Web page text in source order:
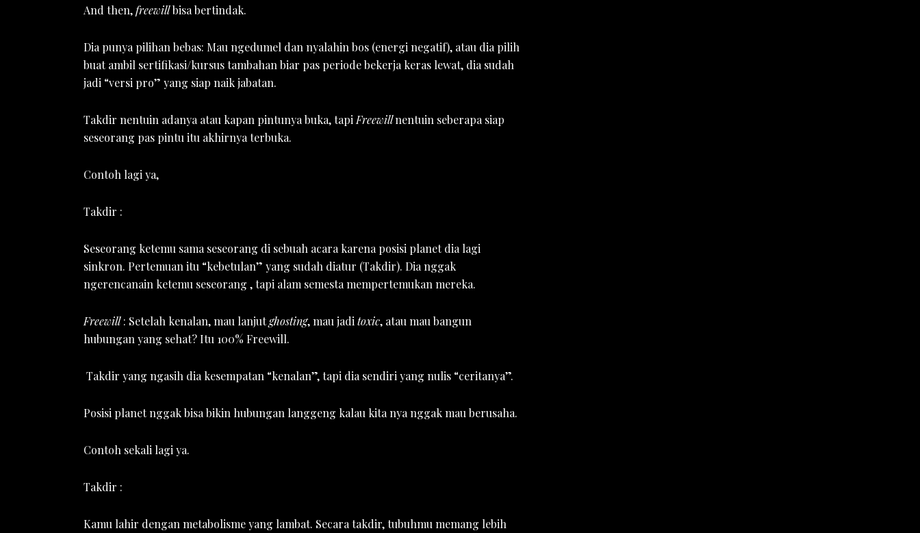
And then,freewillbisa bertindak.
Dia punya pilihan bebas: Mau ngedumel dan nyalahin bos (energi negatif), atau dia pilih
buat ambil sertifikasi/kursus tambahan biar pas periode bekerja keras lewat, dia sudah
jadi “versi pro” yang siap naik jabatan.
Takdir nentuin adanya atau kapan pintunya buka, tapi Freewillnentuin seberapa siap
seseorang pas pintu itu akhirnya terbuka.
Contoh lagi ya,
Takdir :
Seseorang ketemu sama seseorang di sebuah acara karena posisi planet dia lagi
sinkron. Pertemuan itu “kebetulan” yang sudah diatur (Takdir). Dia nggak
ngerencanain ketemu seseorang , tapi alam semesta mempertemukan mereka.
Freewill: Setelah kenalan, mau lanjutghosting, mau jadi toxic, atau mau bangun
hubungan yang sehat? Itu 100% Freewill.
Takdir yang ngasih dia kesempatan “kenalan”, tapi dia sendiri yang nulis “ceritanya”.
Posisi planet nggak bisa bikin hubungan langgeng kalau kita nya nggak mau berusaha.
Contoh sekali lagi ya.
Takdir :
Kamu lahir dengan metabolisme yang lambat. Secara takdir, tubuhmu memang lebih